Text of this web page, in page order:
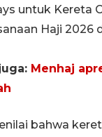
untuk Kereta
Haji 2026
Menhaj
bahwa